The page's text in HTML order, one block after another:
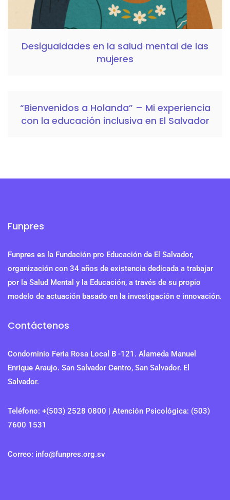
Desigualdades en la salud mental de las
mujeres
“Bienvenidos a Holanda” – Mi experiencia
con la educación inclusiva en El Salvador
Funpres
Funpres es la Fundación pro Educación de El Salvador,
organización con 34 años de existencia dedicada a trabajar
por la Salud Mental y la Educación, a través de su propio
modelo de actuación basado en la investigación e innovación.
Contáctenos
Condominio Feria Rosa Local B -121. Alameda Manuel
Enrique Araujo. San Salvador Centro, San Salvador. El
Salvador.
Teléfono: +(503) 2528 0800 | Atención Psicológica: (503)
7600 1531
Correo: info@funpres.org.sv